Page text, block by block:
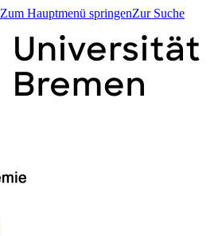
Zum Hauptmenü springenZur Suche